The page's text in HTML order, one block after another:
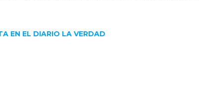
EN EL DIARIO LA VERDAD